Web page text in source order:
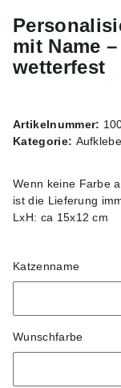
mit Name
wetterfest
Artikelnummer:
Kategorie:
Wenn keine Farbe
ist die Lieferung
LxH: ca 15x12 cm
Katzenname
Wunschfarbe